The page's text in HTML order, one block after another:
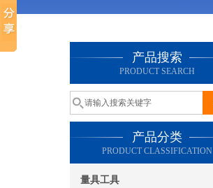
产品搜索
PRODUCT SEARCH
产品分类
PRODUCT CLASSIFICATION
量具工具